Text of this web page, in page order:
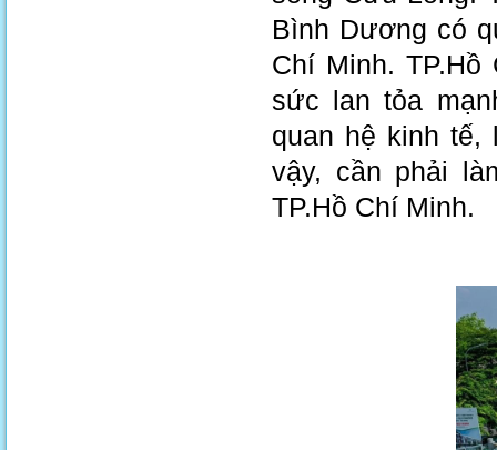
Bình Dương có
Chí Minh.
sức lan tỏa
quan hệ kinh tế,
vậy, cần phải
TP.Hồ Chí Minh.